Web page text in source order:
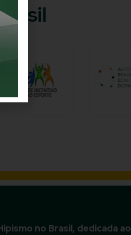
no Brasil, dedicada ao